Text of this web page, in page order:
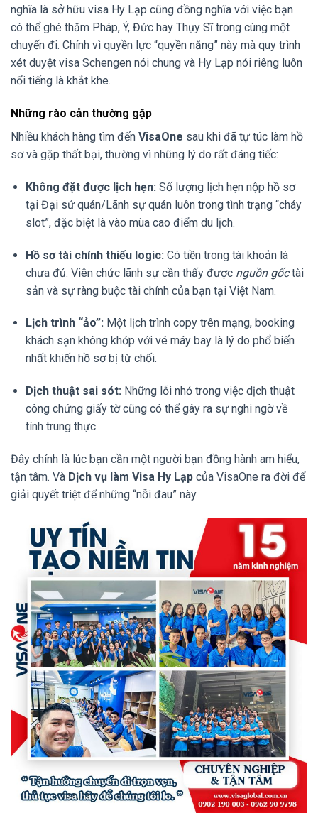
nghĩa là sở hữu visa Hy Lạp cũng đồng nghĩa với việc bạn
có thể ghé thăm Pháp, Ý, Đức hay Thụy Sĩ trong cùng một
chuyến đi. Chính vì quyền lực “quyền năng” này mà quy trình
xét duyệt visa Schengen nói chung và Hy Lạp nói riêng luôn
nổi tiếng là khắt khe.
Những rào cản thường gặp
Nhiều khách hàng tìm đến VisaOne sau khi đã tự túc làm hồ
sơ và gặp thất bại, thường vì những lý do rất đáng tiếc:
Không đặt được lịch hẹn: Số lượng lịch hẹn nộp hồ sơ
tại Đại sứ quán/Lãnh sự quán luôn trong tình trạng “cháy
slot”, đặc biệt là vào mùa cao điểm du lịch.
Hồ sơ tài chính thiếu logic: Có tiền trong tài khoản là
chưa đủ. Viên chức lãnh sự cần thấy được nguồn gốctài
sản và sự ràng buộc tài chính của bạn tại Việt Nam.
Lịch trình “ảo”: Một lịch trình copy trên mạng, booking
khách sạn không khớp với vé máy bay là lý do phổ biến
nhất khiến hồ sơ bị từ chối.
Dịch thuật sai sót: Những lỗi nhỏ trong việc dịch thuật
công chứng giấy tờ cũng có thể gây ra sự nghi ngờ về
tính trung thực.
Đây chính là lúc bạn cần một người bạn đồng hành am hiểu,
tận tâm. Và Dịch vụ làm Visa Hy Lạp của VisaOne ra đời để
giải quyết triệt để những “nỗi đau” này.